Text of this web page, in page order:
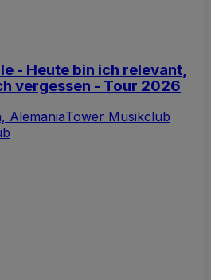
- Heute bin ich relevant,
vergessen - Tour 2026
AlemaniaTower Musikclub